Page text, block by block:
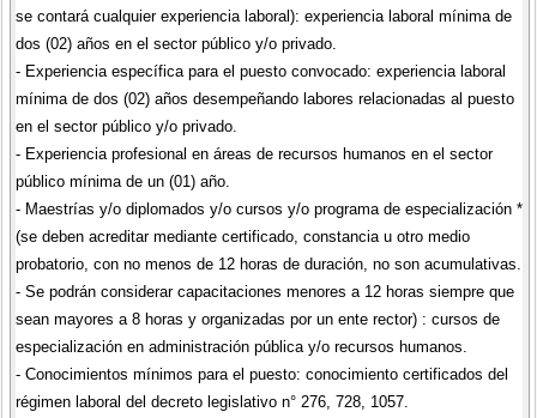
se contará cualquier experiencia laboral): experiencia laboral mínima de
dos (02) años en el sector público y/o privado.
- Experiencia específica para el puesto convocado: experiencia laboral
mínima de dos (02) años desempeñando labores relacionadas al puesto
en el sector público y/o privado.
- Experiencia profesional en áreas de recursos humanos en el sector
público mínima de un (01) año.
- Maestrías y/o diplomados y/o cursos y/o programa de especialización *
(se deben acreditar mediante certificado, constancia u otro medio
probatorio, con no menos de 12 horas de duración, no son acumulativas.
- Se podrán considerar capacitaciones menores a 12 horas siempre que
sean mayores a 8 horas y organizadas por un ente rector) : cursos de
especialización en administración pública y/o recursos humanos.
- Conocimientos mínimos para el puesto: conocimiento certificados del
régimen laboral del decreto legislativo n° 276, 728, 1057.